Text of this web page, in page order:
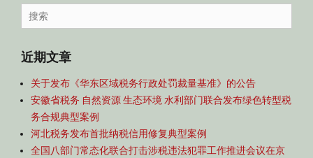
导
航
Search
for:
近期文章
关于发布《华东区域税务行政处罚裁量基准》的公告
安徽省税务 自然资源 生态环境 水利部门联合发布绿色转型税
务合规典型案例
河北税务发布首批纳税信用修复典型案例
全国八部门常态化联合打击涉税违法犯罪工作推进会议在京